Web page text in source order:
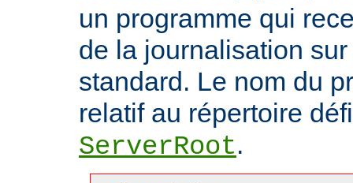
un programme qui
de la journalisation
standard. Le nom du
relatif au répertoire
ServerRoot.